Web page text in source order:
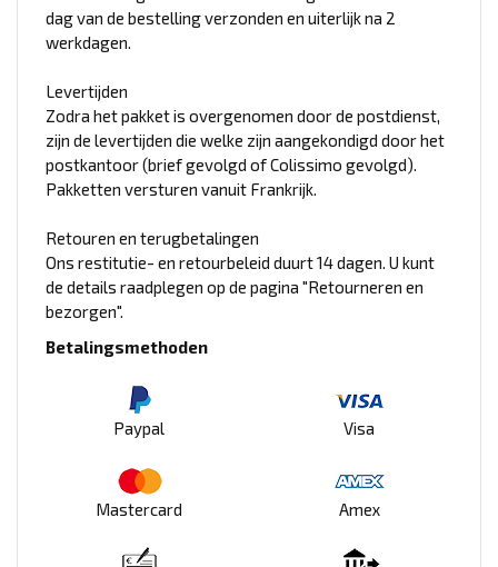
dag van de bestelling verzonden en uiterlijk na 2
werkdagen.
Levertijden
Zodra het pakket is overgenomen door de postdienst,
zijn de levertijden die welke zijn aangekondigd door het
postkantoor (brief gevolgd of Colissimo gevolgd).
Pakketten versturen vanuit Frankrijk.
Retouren en terugbetalingen
Ons restitutie- en retourbeleid duurt 14 dagen. U kunt
de details raadplegen op de pagina "Retourneren en
bezorgen".
Betalingsmethoden
Paypal Visa
Mastercard Amex